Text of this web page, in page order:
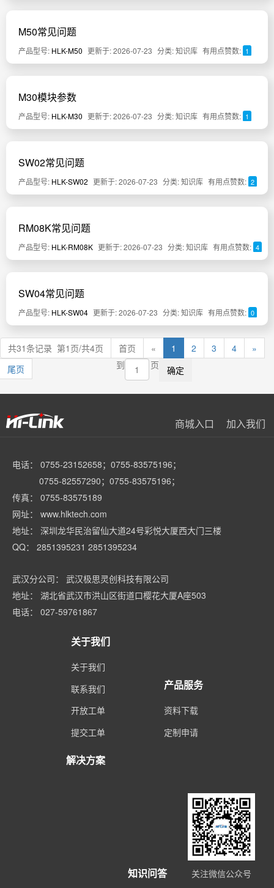
M50常见问题
产品型号: HLK-M50 更新于: 2026-07-23 分类: 知识库 有用点赞数: 1
M30模块参数
产品型号: HLK-M30 更新于: 2026-07-23 分类: 知识库 有用点赞数: 1
SW02常见问题
产品型号: HLK-SW02 更新于: 2026-07-23 分类: 知识库 有用点赞数: 2
RM08K常见问题
产品型号: HLK-RM08K 更新于: 2026-07-23 分类: 知识库 有用点赞数: 4
SW04常见问题
产品型号: HLK-SW04 更新于: 2026-07-23 分类: 知识库 有用点赞数: 0
共31条记录 第1页/共4页 首页 « 1 2 3 4
»
尾页
到 页
商城入口 加入我们
电话： 0755-23152658；0755-83575196；
0755-82557290；0755-83575196；
传真： 0755-83575189
网址： www.hlktech.com
地址： 深圳龙华民治留仙大道24号彩悦大厦西大门三楼
QQ： 2851395231 2851395234
武汉分公司： 武汉极思灵创科技有限公司
地址： 湖北省武汉市洪山区街道口樱花大厦A座503
电话： 027-59761867
关于我们
关于我们
联系我们
开放工单
提交工单
产品服务
资料下载
定制申请
知识问答
解决方案
关注微信公众号